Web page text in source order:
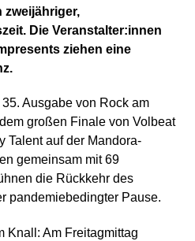
zweijähriger,
Die Veranstalter:innen
ziehen eine
Ausgabe von Rock am
großen Finale von Volbeat
Talent auf der Mandora-
gemeinsam mit 69
die Rückkehr des
pandemiebedingter Pause.
Knall: Am Freitagmittag